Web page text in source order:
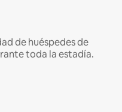
de huéspedes de
toda la estadía.